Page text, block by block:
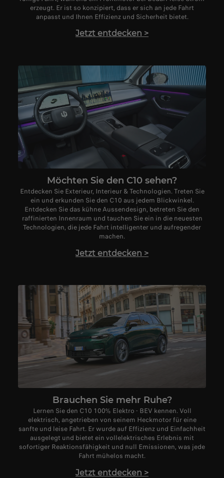
erzeugt. Er ist so konzipiert, dass er sich an jede Fahrt
anpasst und Ihnen Effizienz und Sicherheit bietet.
Jetzt entdecken >
Möchten Sie den C10 sehen?
Entdecken Sie Exterieur, Interieur & Technologien. Treten Sie
ein und erkunden Sie den C10 aus jedem Blickwinkel.
Entdecken Sie das kühne Aussendesign, betreten Sie den
raffinierten Innenraum und tauchen Sie ein in die neuesten
Technologien, die jede Fahrt intelligenter und aufregender
machen.
Jetzt entdecken >
Brauchen Sie mehr Ruhe?
Lernen Sie den C10 100% Elektro - BEV kennen. Voll
elektrisch, angetrieben von seinem Heckmotor für eine
sanfte und leise Fahrt. Er wurde auf Effizienz und Einfachheit
ausgelegt und bietet ein vollelektrisches Erlebnis mit
sofortiger Reaktionsfähigkeit und null Emissionen, was jede
Fahrt mühelos macht.
Jetzt entdecken >